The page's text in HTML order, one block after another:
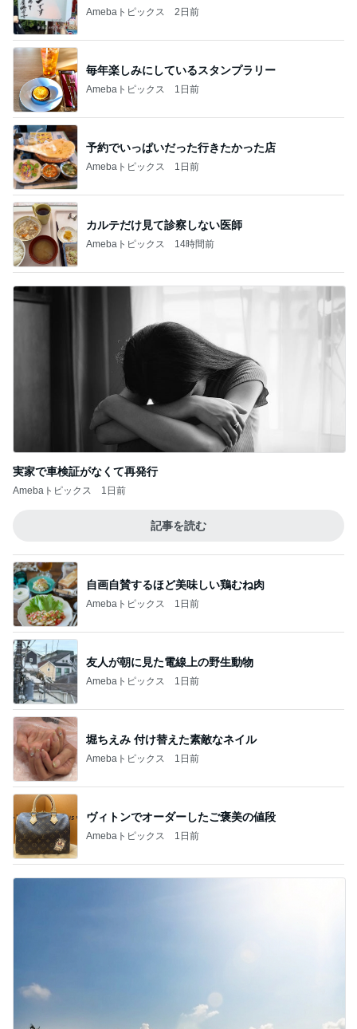
Amebaトピックス 2日前
毎年楽しみにしているスタンプラリー
Amebaトピックス 1日前
予約でいっぱいだった行きたかった店
Amebaトピックス 1日前
カルテだけ見て診察しない医師
Amebaトピックス 14時間前
実家で車検証がなくて再発行
Amebaトピックス 1日前
記事を読む
自画自賛するほど美味しい鶏むね肉
Amebaトピックス 1日前
友人が朝に見た電線上の野生動物
Amebaトピックス 1日前
堀ちえみ 付け替えた素敵なネイル
Amebaトピックス 1日前
ヴィトンでオーダーしたご褒美の値段
Amebaトピックス 1日前